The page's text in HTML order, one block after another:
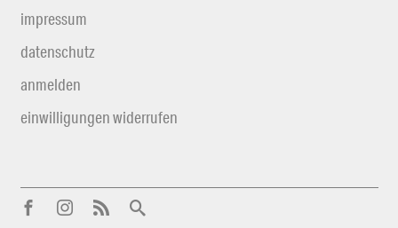
impressum
datenschutz
anmelden
einwilligungen widerrufen